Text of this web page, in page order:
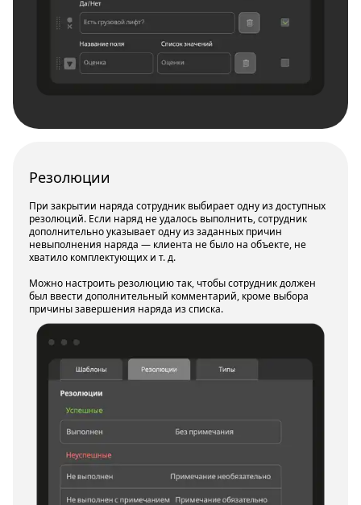
Резолюции
При закрытии наряда сотрудник выбирает одну из доступных
резолюций. Если наряд не удалось выполнить, сотрудник
дополнительно указывает одну из заданных причин
невыполнения наряда — клиента не было на объекте, не
хватило комплектующих и т. д.
Можно настроить резолюцию так, чтобы сотрудник должен
был ввести дополнительный комментарий, кроме выбора
причины завершения наряда из списка.